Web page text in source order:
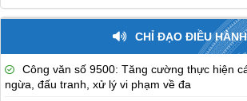
CHỈ ĐẠO ĐIỀU HÀNH
Công văn số 9500: Tăng cường thực hiện
ngừa, đấu tranh, xử lý vi phạm về đa